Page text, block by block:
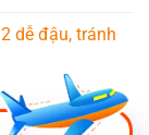
dễ đậu, tránh